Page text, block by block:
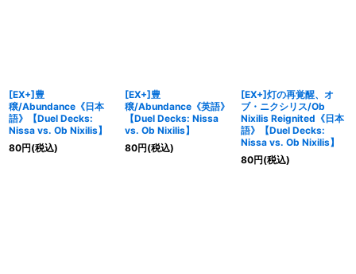
[EX+]豊
穣/Abundance《日本
語》【Duel Decks:
Nissa vs. Ob Nixilis】
80円(税込)
[EX+]豊
穣/Abundance《英語》
【Duel Decks: Nissa
vs. Ob Nixilis】
80円(税込)
[EX+]灯の再覚醒、オ
ブ・ニクシリス/Ob
Nixilis Reignited《日本
語》【Duel Decks:
Nissa vs. Ob Nixilis】
80円(税込)